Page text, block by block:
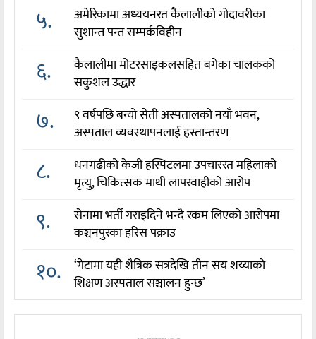
५.
अमेरिकामा अध्ययनरत कैलालीको गोदावरीका
सुशान्त पन्त सम्पर्कविहीन
६.
कैलालीमा मोटरसाइकलसहित बगेका चालकको
सकुशल उद्धार
७.
९ वर्षपछि बन्यो सेती अस्पतालको नयाँ भवन,
अस्पताल व्यवस्थापनलाई हस्तान्तरण
८.
धनगढीको केजी हस्पिटलमा उपचाररत महिलाको
मृत्यु, चिकित्सक माथी लापरवाहीको आरोप
९.
सेनामा भर्ती गराइदिने भन्दै रकम लिएको आरोपमा
कञ्चनपुरका हरिस पक्राउ
१०.
‘गेटामा यही शैत्रिक सत्रदेखि तीन सय शय्याको
शिक्षण अस्पताल सञ्चालन हुन्छ’